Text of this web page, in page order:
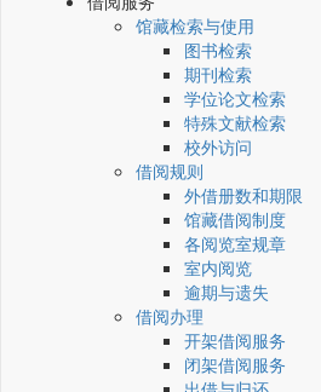
馆藏检索与使用
图书检索
期刊检索
学位论文检索
特殊文献检索
校外访问
借阅规则
外借册数和期限
馆藏借阅制度
各阅览室规章
室内阅览
逾期与遗失
借阅办理
开架借阅服务
闭架借阅服务